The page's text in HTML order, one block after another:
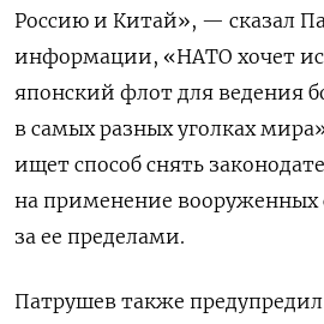
Россию и Китай», — сказал
информации, «НАТО хочет
японский флот для ведения
в самых разных уголках
ищет способ снять
на применение вооруженных
за ее пределами.
Патрушев также